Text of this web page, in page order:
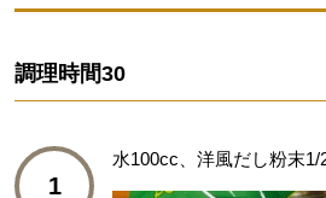
調理時間30
1
水100cc、洋風だし粉末1/